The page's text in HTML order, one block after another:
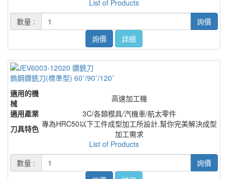
List of Products
數量 :
詢價
詢價
詳細
鎢鋼鑽銑刀(標準型) 60˚/90˚/120˚
適用的機
械
高速加工機
適用產業
3C/各類模具/汽機車/航太零件
刀具特色 專為HRC50以下工件成型加工所設計.幫你完美解決成型
加工需求
List of Products
數量 :
詢價